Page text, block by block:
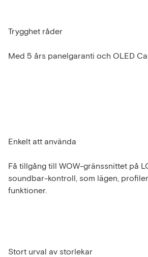
Trygghet råder
Med 5 års panelgaranti och OLED
Enkelt att använda
Få tillgång till WOW-gränssnittet på
soundbar-kontroll, som lägen,
funktioner.
Stort urval av storlekar